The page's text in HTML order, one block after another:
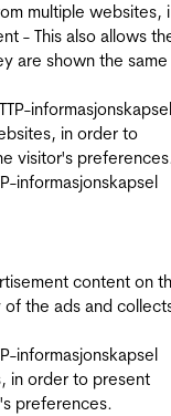
multiple websites,
- This also allows
are shown the same
informasjonskapsel
in order to
visitor's
informasjonskapsel
content on
the ads and
informasjonskapsel
in order to present
preferences.